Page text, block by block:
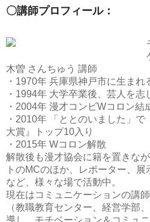
〇講師プロフィール：
木曽 さんちゅう 講師
・1970年 兵庫県神戸市に生まれ
・1994年 大学卒業後、芸人を志
・2004年 漫才コンビWコロン結
・2010年 「ととのいました」
大賞』トップ10入り
・2015年 Wコロン解散
解散後も漫才協会に籍を置きな
トのMCのほか、レポーター、
など、様々な場で活動中。
現在はコミュニケーションの講
（教職教育センター、経営学部
導し、モチベーション＆コミュ